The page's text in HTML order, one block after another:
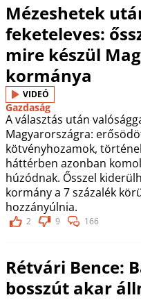
Mézeshetek
feketeleves:
mire készül
kormánya
VIDEÓ
Gazdaság
A választás után
Magyarországra:
kötvényhozamok,
háttérben azonban
húzódnak. Ősszel
kormány a 7 százalék
hozzányúlnia.
2 9 166
Rétvári Bence:
bosszút akar